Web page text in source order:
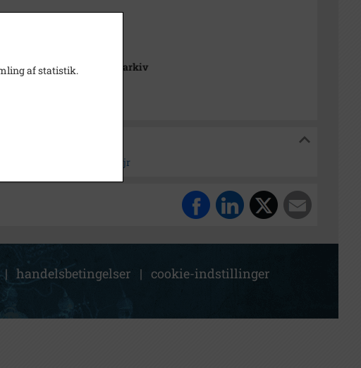
Ukendt
Tårnby Stads- og Lokalarkiv
og Lokalarkiv
på Saltholm, 1936. Teltlejr
| handelsbetingelser | cookie-indstillinger
af statistik.